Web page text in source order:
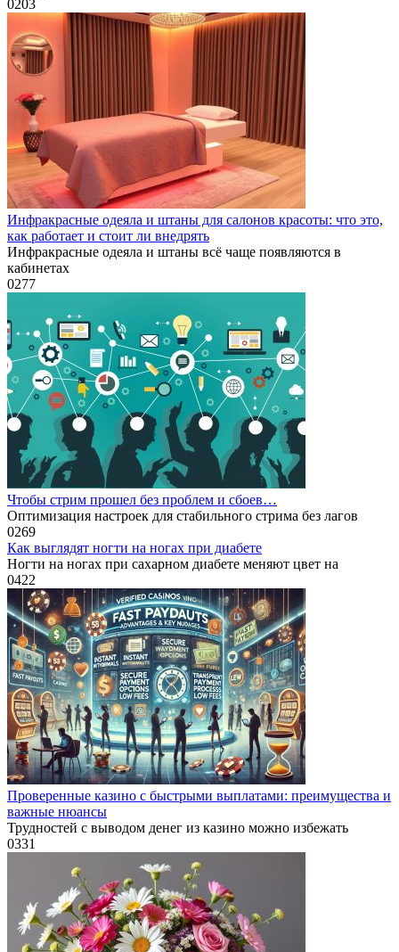
0203
Инфракрасные одеяла и штаны для салонов красоты: что это,
как работает и стоит ли внедрять
Инфракрасные одеяла и штаны всё чаще появляются в
кабинетах
0277
Чтобы стрим прошел без проблем и сбоев…
Оптимизация настроек для стабильного стрима без лагов
0269
Как выглядят ногти на ногах при диабете
Ногти на ногах при сахарном диабете меняют цвет на
0422
Проверенные казино с быстрыми выплатами: преимущества и
важные нюансы
Трудностей с выводом денег из казино можно избежать
0331